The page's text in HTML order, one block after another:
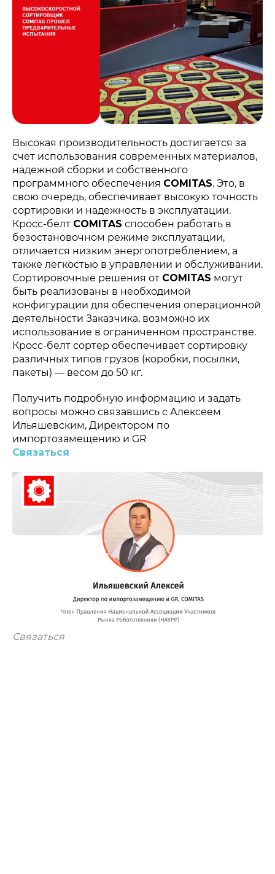
Высокая производительность достигается за
счет использования современных материалов,
надежной сборки и собственного
программного обеспечения COMITAS. Это, в
свою очередь, обеспечивает высокую точность
сортировки и надежность в эксплуатации.
Кросс-белт COMITAS способен работать в
безостановочном режиме эксплуатации,
отличается низким энергопотреблением, а
также легкостью в управлении и обслуживании.
Сортировочные решения от COMITAS могут
быть реализованы в необходимой
конфигурации для обеспечения операционной
деятельности Заказчика, возможно их
использование в ограниченном пространстве.
Кросс-белт сортер обеспечивает сортировку
различных типов грузов (коробки, посылки,
пакеты) — весом до 50 кг.
Получить подробную информацию и задать
вопросы можно связавшись с Алексеем
Ильяшевским, Директором по
импортозамещению и GR
Связаться
Связаться
© 2015-2026 НАУРР. Все права защищены. При использовании
материалов ссылка на ROBOTUNION.RU — обязательна
Политика конфиденциальности
При использовании материалов ссылка на ROBOTUNION.RU —